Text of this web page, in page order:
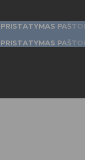
PAŠTOMATAIS
PAŠTOMATAIS